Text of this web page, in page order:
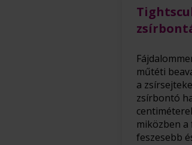
műtéti
a
zsírbontó
miközben
feszesebb